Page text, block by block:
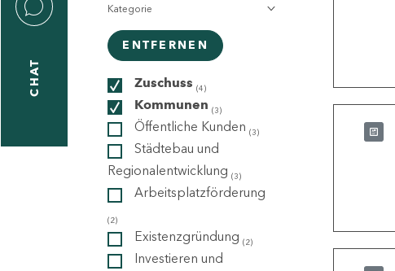
CHAT
Kategorie
ENTFERNEN
Zuschuss (4)
Kommunen (3)
Öffentliche Kunden (3)
Städtebau und
Regionalentwicklung (3)
Arbeitsplatzförderung
(2)
Existenzgründung (2)
Investieren und